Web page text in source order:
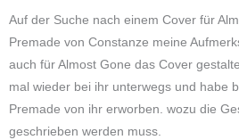
Auf der Suche nach einem Cover für
Premade von Constanze meine
auch für Almost Gone das Cover
mal wieder bei ihr unterwegs und habe
Premade von ihr erworben. wozu die
geschrieben werden muss.